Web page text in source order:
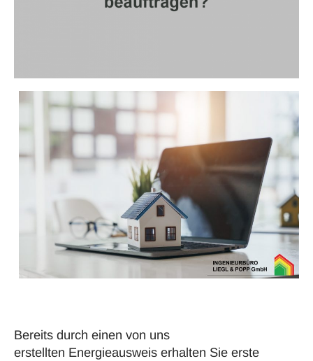
Bereits durch einen von uns
erstellten Energieausweis erhalten Sie erste